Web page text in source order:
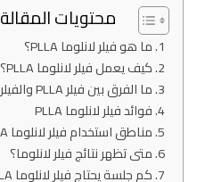
محتويات المقالة
ما هو فيلر لانلوما PLLA؟
كيف يعمل فيلر لانلوما PLLA؟
ما الفرق بين فيلر PLLA والفيلر التقليدي؟
فوائد فيلر لانلوما PLLA
مناطق استخدام فيلر لانلوما PLLA
متى تظهر نتائج فيلر لانلوما؟
كم جلسة يحتاج فيلر لانلوما PLLA؟